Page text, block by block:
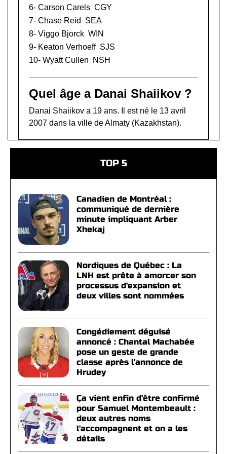
6- Carson Carels CGY
7- Chase Reid
SEA
8- Viggo Bjorck WIN
9- Keaton Verhoeff SJS
10- Wyatt Cullen NSH
Quel âge a Danai Shaiikov ?
Danai Shaiikov a 19 ans. Il est né le 13 avril
2007 dans la ville de Almaty (Kazakhstan).
TOP 5
Canadien de Montréal :
communiqué de dernière
minute impliquant Arber
Xhekaj
Nordiques de Québec : La
LNH est prête à amorcer son
processus d'expansion et
deux villes sont nommées
Congédiement déguisé
annoncé : Chantal Machabée
pose un geste de grande
classe après l'annonce de
Hrudey
Ça vient enfin d'être confirmé
pour Samuel Montembeault :
deux autres noms
l'accompagnent et on a les
détails